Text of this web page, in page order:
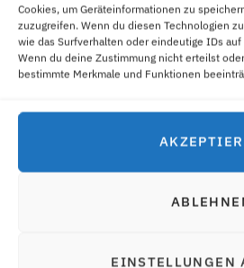
Cookies, um Geräteinformationen zu
zuzugreifen. Wenn du diesen Technologien
wie das Surfverhalten oder eindeutige IDs
Wenn du deine Zustimmung nicht erteilst
bestimmte Merkmale und Funktionen
EINSTELLUNGEN